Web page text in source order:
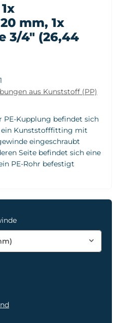
mm, 1x
3/4" (26,44
aus Kunststoff (PP)
PE-Kupplung befindet sich
ein Kunststofffitting mit
eingeschraubt
Seite befindet sich eine
PE-Rohr befestigt